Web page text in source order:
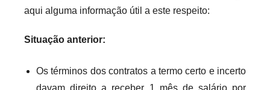
v
aqui alguma informação útil a este respeito:
Situação anterior:
Os términos dos contratos a termo certo e incerto
davam direito a receber 1 mês de salário por